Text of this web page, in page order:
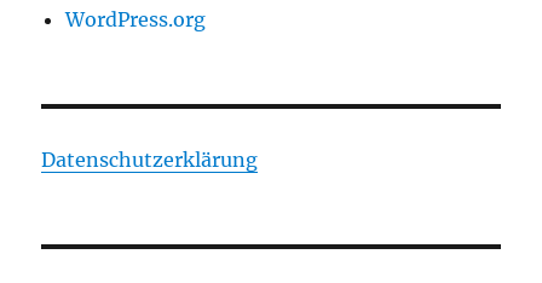
WordPress.org
Datenschutzerklärung